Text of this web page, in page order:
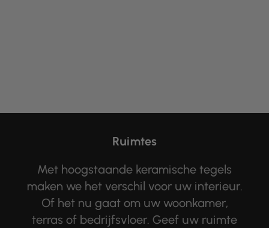
Ruimtes
Met hoogstaande keramische tegels
maken we het verschil voor uw interieur.
Of het nu gaat om uw woonkamer,
terras of bedrijfsvloer. Geef uw ruimte